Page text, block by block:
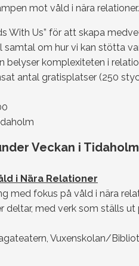
mot våld i nära relationer.
With Us” för att skapa
samtal om hur vi kan stötta
belyser komplexiteten i
antal gratisplatser (250
Veckan i Tidaholm
i Nära Relationer
med fokus på våld i nära
deltar, med verk som ställs ut
Vuxenskolan/